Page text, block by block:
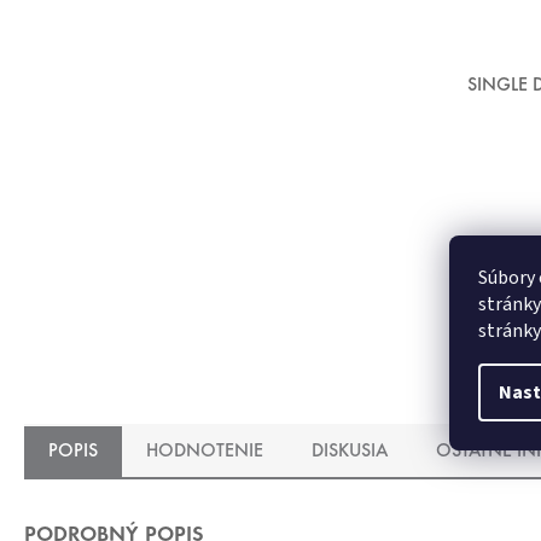
SINGLE
POPIS HODNOTENIE DISKUSIA OSTATNÉ